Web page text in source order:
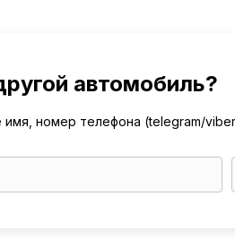
автомобиль?
имя, номер телефона (telegram/